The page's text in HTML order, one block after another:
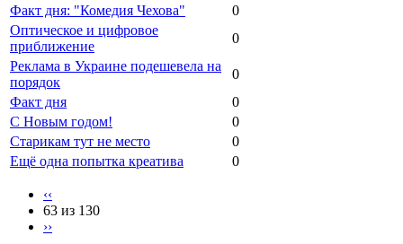
Факт дня: "Комедия Чехова"
0
Оптическое и цифровое
приближение
0
Реклама в Украине подешевела на
порядок
0
Факт дня
0
С Новым годом!
0
Старикам тут не место
0
Ещё одна попытка креатива
0
‹‹
63 из 130
››